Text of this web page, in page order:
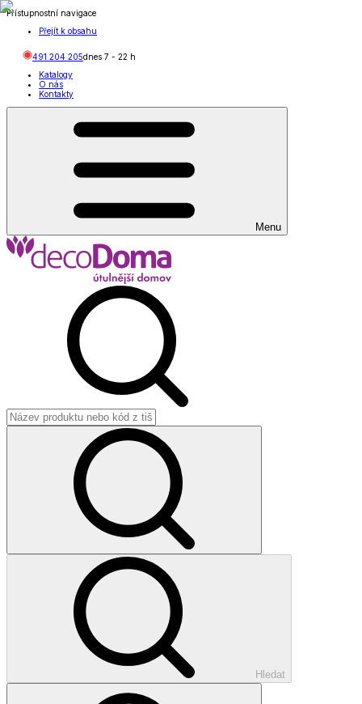
Přístupnostní navigace
Přejít k obsahu
491 204 205dnes 7 - 22 h
Katalogy
O nás
Kontakty
Menu
Hledat